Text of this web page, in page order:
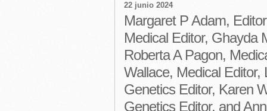
22 junio 2024
Margaret P Adam,
Medical Editor, Ghayda
Roberta A Pagon,
Wallace, Medical
Genetics Editor, Karen
Genetics Editor, and